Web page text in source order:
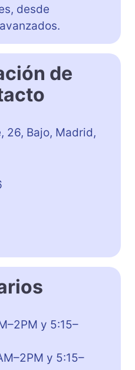
desde
de
26, Bajo, Madrid,
y 5:15–
y 5:15–